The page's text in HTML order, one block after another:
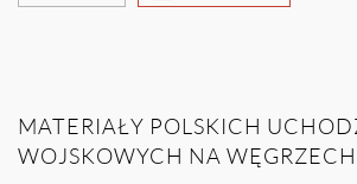
MATERIAŁY POLSKICH
WOJSKOWYCH NA